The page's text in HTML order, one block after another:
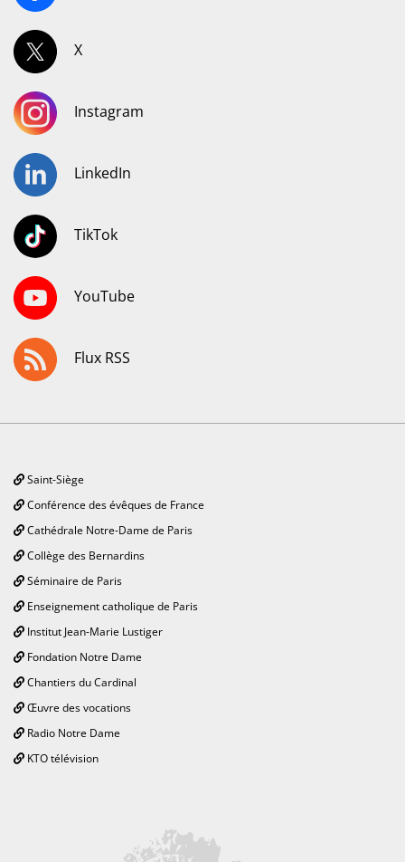
X
Instagram
LinkedIn
TikTok
YouTube
Flux RSS
Saint-Siège
Conférence des évêques de France
Cathédrale Notre-Dame de Paris
Collège des Bernardins
Séminaire de Paris
Enseignement catholique de Paris
Institut Jean-Marie Lustiger
Fondation Notre Dame
Chantiers du Cardinal
Œuvre des vocations
Radio Notre Dame
KTO télévision